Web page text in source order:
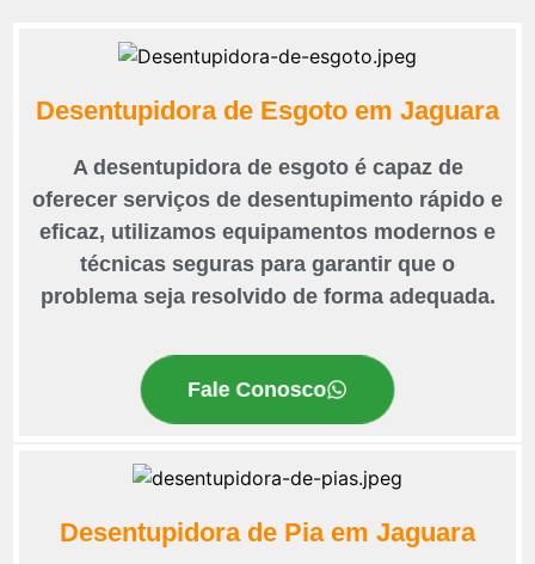
Desentupidora de Esgoto em Jaguara
A desentupidora de esgoto é capaz de
oferecer serviços de desentupimento rápido e
eficaz, utilizamos equipamentos modernos e
técnicas seguras para garantir que o
problema seja resolvido de forma adequada.
Fale Conosco
Desentupidora de Pia em Jaguara